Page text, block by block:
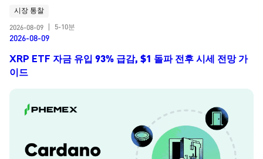
시장 통찰
2026-08-09
5-10분
2026-08-09
XRP ETF 자금 유입 93% 급감, $1 돌파 전후 시세 전망 가
이드